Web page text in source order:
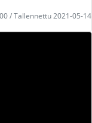
/ Tallennettu 2021-05-14